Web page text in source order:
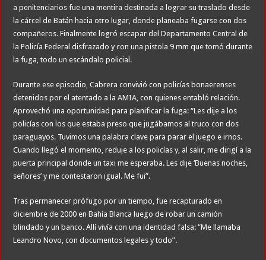
a penitenciarios fue una mentira destinada a lograr su traslado desde
la cárcel de Batán hacia otro lugar, donde planeaba fugarse con dos
compañeros. Finalmente logró escapar del Departamento Central de
la Policía Federal disfrazado y con una pistola 9 mm que tomó durante
la fuga, todo un escándalo policial.
Durante ese episodio, Cabrera convivió con policías bonaerenses
detenidos por el atentado a la AMIA, con quienes entabló relación.
Aprovechó una oportunidad para planificar la fuga: “Les dije a los
policías con los que estaba preso que jugábamos al truco con dos
paraguayos. Tuvimos una palabra clave para parar el juego e irnos.
Cuando llegó el momento, reduje a los policías y, al salir, me dirigí a la
puerta principal donde un taxi me esperaba. Les dije ‘Buenas noches,
señores’ y me contestaron igual. Me fui”.
Tras permanecer prófugo por un tiempo, fue recapturado en
diciembre de 2000 en Bahía Blanca luego de robar un camión
blindado y un banco. Allí vivía con una identidad falsa: “Me llamaba
Leandro Novo, con documentos legales y todo”.